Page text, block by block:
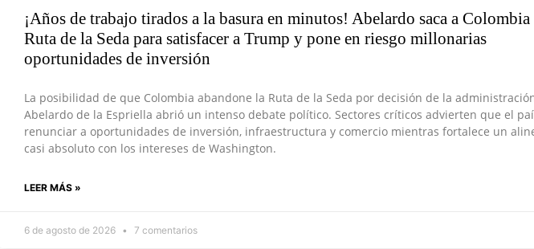
¡Años de trabajo tirados a la basura en minutos! Abelardo saca a Colombia
Ruta de la Seda para satisfacer a Trump y pone en riesgo millonarias
oportunidades de inversión
La posibilidad de que Colombia abandone la Ruta de la Seda por decisión de la
Abelardo de la Espriella abrió un intenso debate político. Sectores críticos advierten que el
renunciar a oportunidades de inversión, infraestructura y comercio mientras fortalece un
casi absoluto con los intereses de Washington.
LEER MÁS »
6 de agosto de 2026 7 comentarios